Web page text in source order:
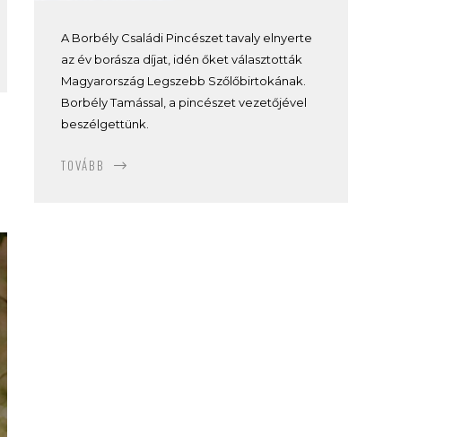
A Borbély Családi Pincészet tavaly elnyerte
az év borásza díjat, idén őket választották
Magyarország Legszebb Szőlőbirtokának.
Borbély Tamással, a pincészet vezetőjével
beszélgettünk.
TOVÁBB